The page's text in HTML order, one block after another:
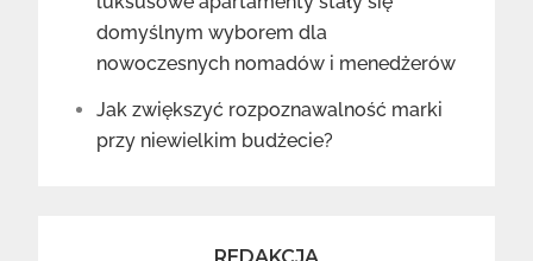
domyślnym wyborem dla
nowoczesnych nomadów i menedżerów
Jak zwiększyć rozpoznawalność marki
przy niewielkim budżecie?